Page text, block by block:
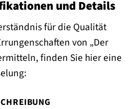
und Details
für die Qualität
von „Der
finden Sie hier eine